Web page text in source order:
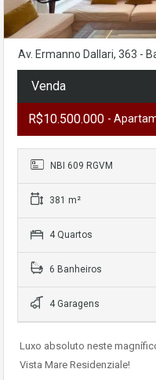
Av. Ermanno Dallari, 363 -
Venda
R$10.500.000 -
NBI 609 RGVM
381 m²
4 Quartos
6 Banheiros
4 Garagens
Luxo absoluto neste
Vista Mare Residenziale!